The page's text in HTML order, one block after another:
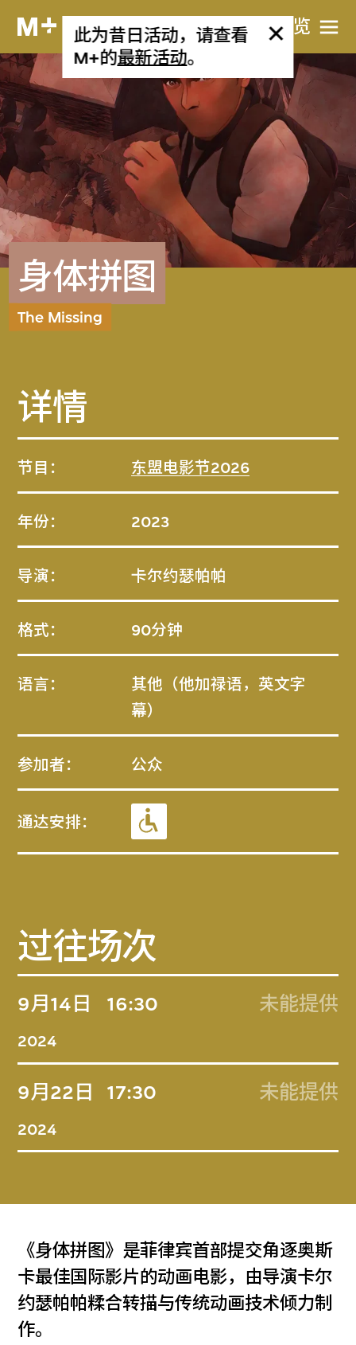
网站导览
此为昔日活动，请查看
M+的最新活动。
身体拼图
The Missing
详情
节目： 东盟电影节2026
年份： 2023
导演： 卡尔约瑟帕帕
格式： 90分钟
语言：
其他（他加禄语，英文字
幕）
参加者： 公众
通达安排：
过往场次
9月14日
2024
16:30 未能提供
9月22日
2024
17:30 未能提供
《身体拼图》是菲律宾首部提交角逐奥斯
卡最佳国际影片的动画电影，由导演卡尔
约瑟帕帕糅合转描与传统动画技术倾力制
作。